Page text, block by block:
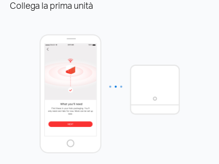
Collega la prima unità